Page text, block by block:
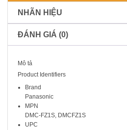
NHÃN HIỆU
ĐÁNH GIÁ (0)
Mô tả
Product Identifiers
Brand
Panasonic
MPN
DMC-FZ1S, DMCFZ1S
UPC